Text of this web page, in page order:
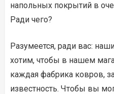
напольных покрытий в
Ради чего?
Разумеется, ради вас:
хотим, чтобы в нашем
каждая фабрика ковров,
известность. Чтобы вы